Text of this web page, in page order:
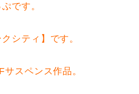
です。
シティ】です。
サスペンス作品。